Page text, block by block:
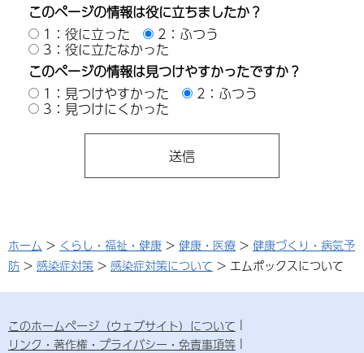
このページの情報は役に立ちましたか？
1：役に立った
2：ふつう
3：役に立たなかった
このページの情報は見つけやすかったですか？
1：見つけやすかった
2：ふつう
3：見つけにくかった
ホーム > くらし・福祉・健康 > 健康・医療 > 健康づくり・病気予
防 > 感染症対策 > 感染症対策について > エムポックスについて
このホームページ（ウェブサイト）について
リンク・著作権・プライバシー・免責事項等